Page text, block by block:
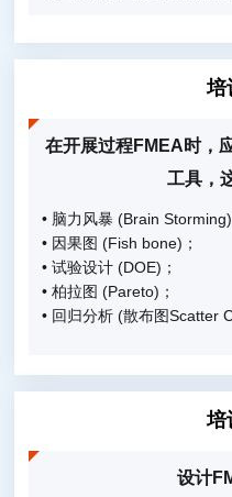
培
在开展过程FMEA时，
工具，
• 脑力风暴 (Brain Storming)
• 因果图 (Fish bone)；
• 试验设计 (DOE)；
• 柏拉图 (Pareto)；
• 回归分析 (散布图Scatter
培
设计